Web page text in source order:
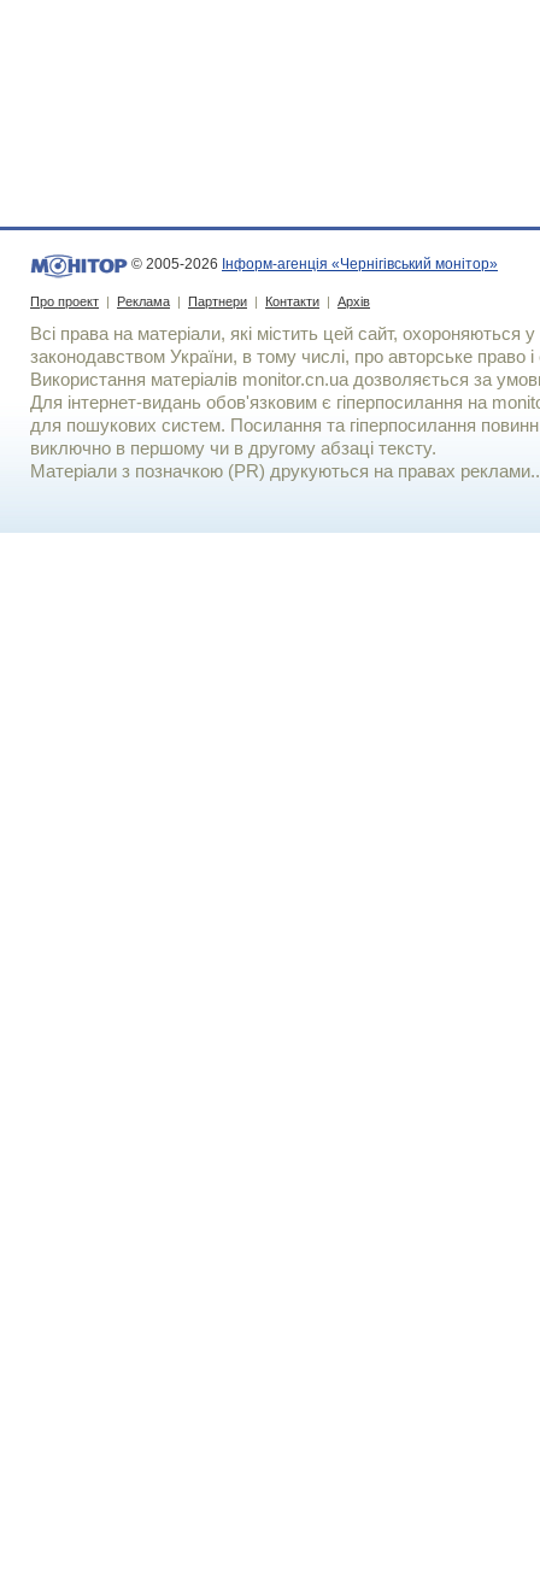
© 2005-2026 Інформ-агенція «Чернігівський монітор»
Про проект | Реклама | Партнери | Контакти | Архів
Всі права на матеріали, які містить цей сайт, охороняються у
законодавством України, в тому числі, про авторське право і
Використання матерiалiв monitor.cn.ua дозволяється за
Для iнтернет-видань обов'язковим є гiперпосилання на
для пошукових систем. Посилання та гіперпосилання
виключно в першому чи в другому абзаці тексту.
Матеріали з позначкою (PR) друкуються на правах реклами..